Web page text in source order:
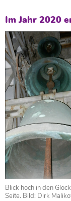
Im Jahr 2020
Blick hoch in den
Seite. Bild: Dirk